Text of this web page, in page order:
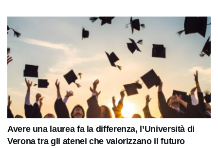
Avere una laurea fa la differenza, l’Università di
Verona tra gli atenei che valorizzano il futuro